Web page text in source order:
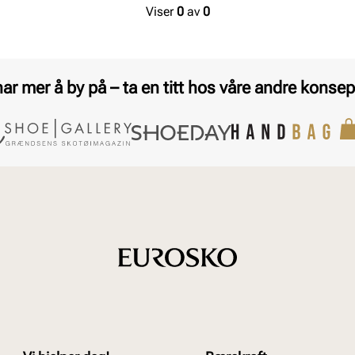
Viser0av 0
mer å by på – ta en titt hos våre andre